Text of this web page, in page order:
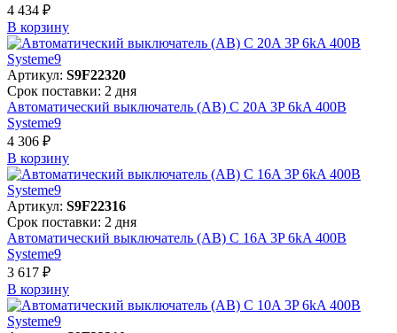
4 434 ₽
В корзинy
Артикул: S9F22320
Срок поставки: 2 дня
Автоматический выключатель (АВ) C 20A 3P 6kA 400В
Systeme9
4 306 ₽
В корзинy
Артикул: S9F22316
Срок поставки: 2 дня
Автоматический выключатель (АВ) C 16A 3P 6kA 400В
Systeme9
3 617 ₽
В корзинy